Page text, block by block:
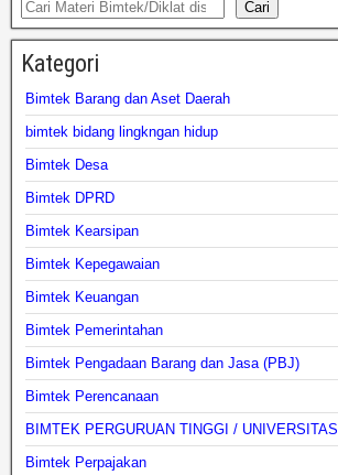
Cari
Kategori
Bimtek Barang dan Aset Daerah
bimtek bidang lingkngan hidup
Bimtek Desa
Bimtek DPRD
Bimtek Kearsipan
Bimtek Kepegawaian
Bimtek Keuangan
Bimtek Pemerintahan
Bimtek Pengadaan Barang dan Jasa (PBJ)
Bimtek Perencanaan
BIMTEK PERGURUAN TINGGI / UNIVERSITAS
Bimtek Perpajakan